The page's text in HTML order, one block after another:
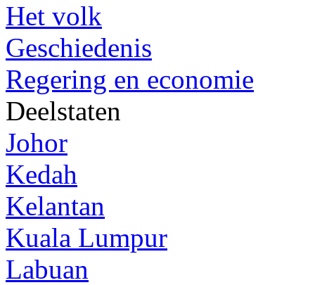
Het volk
Geschiedenis
Regering en economie
Deelstaten
Johor
Kedah
Kelantan
Kuala Lumpur
Labuan